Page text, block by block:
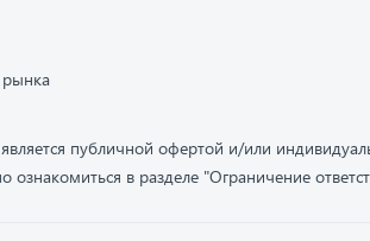
публичной офертой и/или
в разделе "Ограничение